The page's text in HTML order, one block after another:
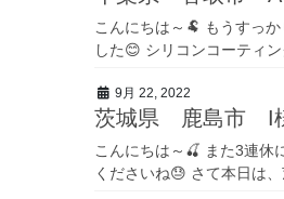
こんにちは～🐏 もうすっ
した😊 シリコンコーティ
9月 22, 2022
茨城県 鹿島市 I
こんにちは～🍒 また3連休
くださいね😓 さて本日は